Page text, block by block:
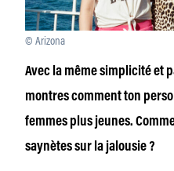
© Arizona
Avec la même simplicité et
montres comment ton
femmes plus jeunes.
saynètes sur la jalousie ?